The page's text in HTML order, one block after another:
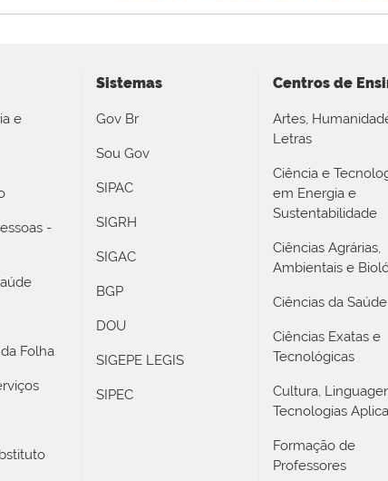
e
-
Folha
Sistemas
Gov Br
Sou Gov
SIPAC
SIGRH
SIGAC
BGP
DOU
SIGEPE LEGIS
SIPEC
Centros de
Artes,
Letras
Ciência e
em Energia e
Sustentabilidade
Ciências Agrárias,
Ambientais e
Ciências da Saúde
Ciências Exatas e
Tecnológicas
Cultura,
Tecnologias
Formação de
Professores